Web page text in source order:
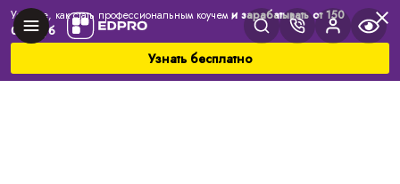
Узнайте, как стать профессиональным коучеми зарабатывать от 150
000 руб
Узнать бесплатно